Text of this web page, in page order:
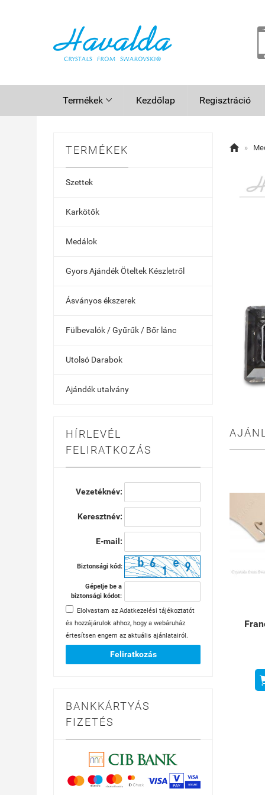
Termékek  Kezdőlap Regisztráció
TERMÉKEK
Szettek
Karkötők
Medálok
Gyors Ajándék Öteltek Készletről
Ásványos ékszerek
Fülbevalók / Gyűrűk / Bőr lánc
Utolsó Darabok
Ajándék utalvány
HÍRLEVÉL
FELIRATKOZÁS
Vezetéknév:
Keresztnév:
E-mail:
Biztonsági kód:
Gépelje be a
biztonsági kódot:
Elolvastam az Adatkezelési tájékoztatót
és hozzájárulok ahhoz, hogy a webáruház
értesítsen engem az aktuális ajánlatairól.
Feliratkozás
BANKKÁRTYÁS
FIZETÉS
 »